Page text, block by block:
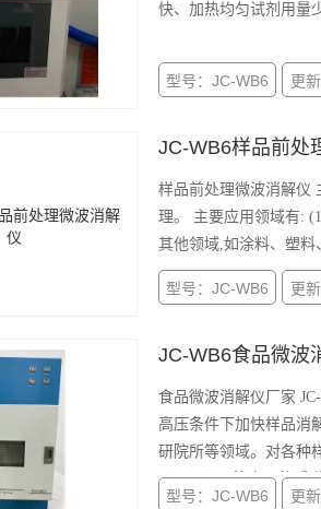
快、加热均匀试剂用量
型号：JC-WB6 更
JC-WB6样品前处
样品前处理微波消解仪 主要用于重金属元素及有害元素检测,如铬、镉、汞、砷、铅等的样品消解/前处
理。 主要应用领域有:
其他领域,如涂料、塑料
型号：JC-WB6 更
JC-WB6食品微波
食品微波消解仪厂家 JC-WB6型 高通量智能微波消解仪为样品提供了快速，安全，自动化的解决方案，在
高压条件下加快样品消
研院所等领域。对各种
（AFS）、等离子体质
型号：JC-WB6 更